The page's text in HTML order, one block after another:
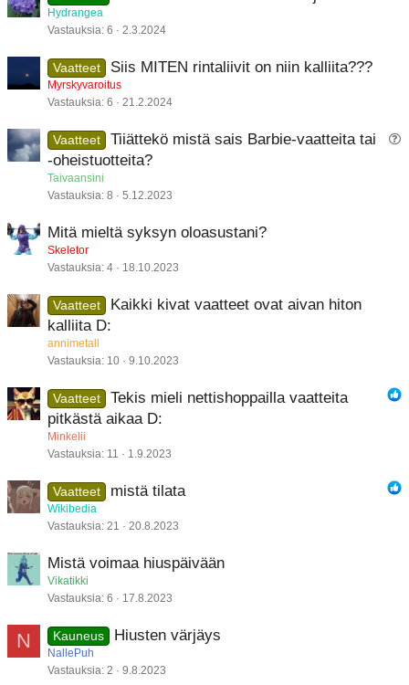
Hydrangea
Vastauksia 6 2.3.2024
Vaatteet Siis MITEN rintaliivit on niin kalliita???
Myrskyvaroitus
Vastauksia 6 21.2.2024
Vaatteet
Tiiättekö mistä sais Barbie-vaatteita tai
-oheistuotteita?
Taivaansini
Vastauksia 8 5.12.2023
Mitä mieltä syksyn oloasustani?
Skeletor
Vastauksia 4 18.10.2023
Vaatteet
Kaikki kivat vaatteet ovat aivan hiton
kalliita D:
annimetall
Vastauksia 10 9.10.2023
Vaatteet
Tekis mieli nettishoppailla vaatteita
pitkästä aikaa D:
Minkelii
Vastauksia 11 1.9.2023
Vaatteet mistä tilata
Wikibedia
Vastauksia 21 20.8.2023
Mistä voimaa hiuspäivään
Vikatikki
Vastauksia 6 17.8.2023
N Kauneus Hiusten värjäys
NallePuh
Vastauksia 2 9.8.2023